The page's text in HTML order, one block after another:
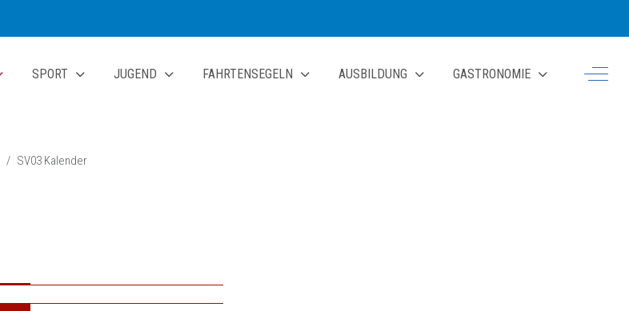
SPORT JUGEND FAHRTENSEGELN AUSBILDUNG GASTRONOMIE Off-
SV03 Kalender